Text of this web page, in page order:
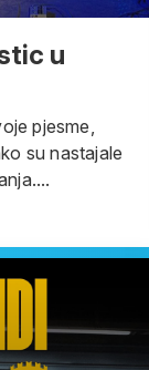
u
pjesme,
su nastajale